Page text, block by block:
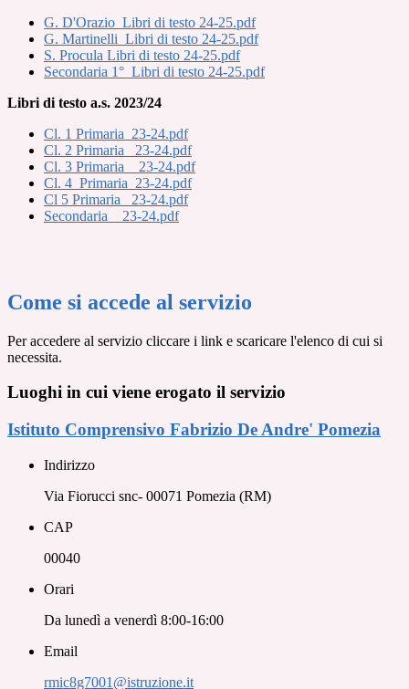
G. D'Orazio_Libri di testo 24-25.pdf
G. Martinelli_Libri di testo 24-25.pdf
S. Procula Libri di testo 24-25.pdf
Secondaria 1°_Libri di testo 24-25.pdf
Libri di testo a.s. 2023/24
Cl. 1 Primaria_23-24.pdf
Cl. 2 Primaria_ 23-24.pdf
Cl. 3 Primaria _ 23-24.pdf
Cl. 4_Primaria_23-24.pdf
Cl 5 Primaria _23-24.pdf
Secondaria _ 23-24.pdf
Come si accede al servizio
Per accedere al servizio cliccare i link e scaricare l'elenco di cui si
necessita.
Luoghi in cui viene erogato il servizio
Istituto Comprensivo Fabrizio De Andre' Pomezia
Indirizzo
Via Fiorucci snc- 00071 Pomezia (RM)
CAP
00040
Orari
Da lunedì a venerdì 8:00-16:00
Email
rmic8g7001@istruzione.it